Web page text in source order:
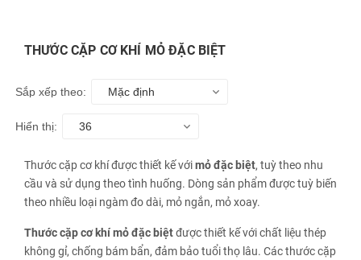
THƯỚC CẶP CƠ KHÍ MỎ ĐẶC BIỆT
Sắp xếp theo: Mặc định
Hiển thị: 36
Thước cặp cơ khí được thiết kế vớimỏ đặc biệt, tuỳ theo nhu
cầu và sử dụng theo tình huống. Dòng sản phẩm được tuỳ biến
theo nhiều loại ngàm đo dài, mỏ ngắn, mỏ xoay.
Thước cặp cơ khí mỏ đặc biệtđược thiết kế với chất liệu thép
không gỉ, chống bám bẩn, đảm bảo tuổi thọ lâu. Các thước cặp